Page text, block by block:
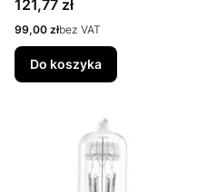
Cena
121,77 zł
Cena
99,00 złbez VAT
Do koszyka